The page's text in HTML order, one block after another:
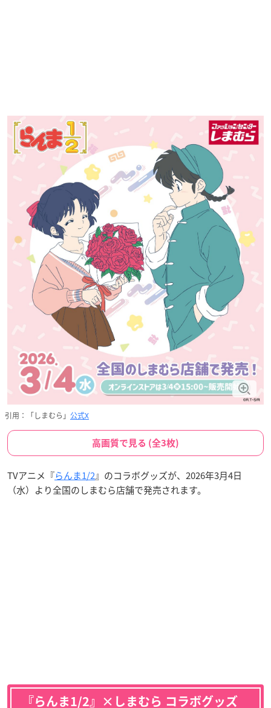
引用：「しまむら」 公式X
高画質で見る (全3枚)
TVアニメ『らんま1/2』のコラボグッズが、2026年3月4日
（水）より全国のしまむら店舗で発売されます。
『らんま1/2』×しまむら コラボグッズ